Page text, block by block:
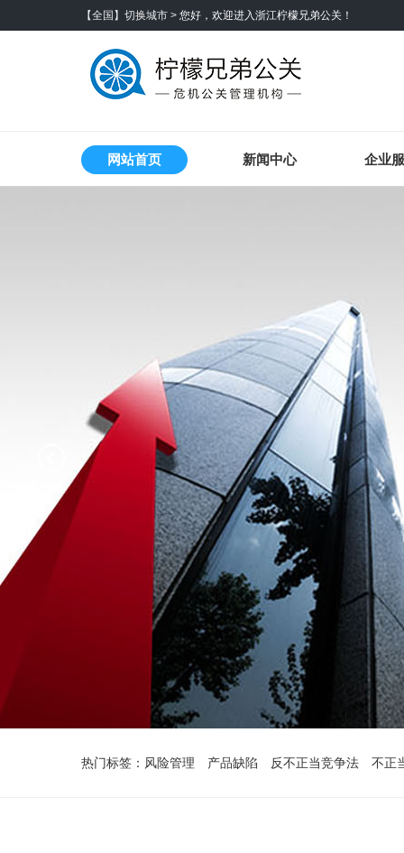
【全国】切换城市 > 您好，欢迎进入浙江柠檬兄弟公关！
网站首页 新闻中心 企业
热门标签： 风险管理 产品缺陷 反不正当竞争法 不正